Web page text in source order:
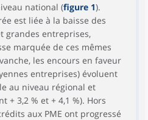
national (figure 1).
est liée à la baisse des
grandes entreprises,
marquée de ces mêmes
les encours en faveur
entreprises) évoluent
au niveau régional et
+ 3,2 % et + 4,1 %). Hors
aux PME ont progressé